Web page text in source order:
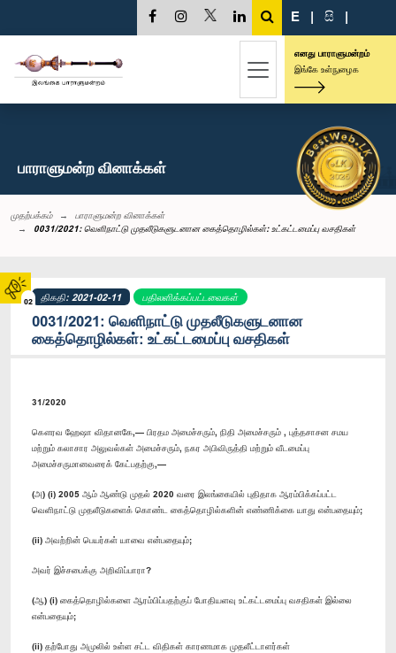
02
E | සි |
எனது பாராளுமன்றம்
இங்கே உள்நுழைக
பாராளுமன்ற வினாக்கள்
முதற்பக்கம்
பாராளுமன்ற வினாக்கள்
0031/2021: வெளிநாட்டு முதலீடுகளுடனான கைத்தொழில்கள்: உட்கட்டமைப்பு வசதிகள்
திகதி: 2021-02-11 பதிலளிக்கப்பட்டவைகள்
0031/2021: வெளிநாட்டு முதலீடுகளுடனான
கைத்தொழில்கள்: உட்கட்டமைப்பு வசதிகள்
31/2020
கௌரவ ஹேஷா விதானகே,— பிரதம அமைச்சரும், நிதி அமைச்சரும் , புத்தசாசன சமய
மற்றும் கலாசார அலுவல்கள் அமைச்சரும், நகர அபிவிருத்தி மற்றும் வீடமைப்பு
அமைச்சருமானவரைக் கேட்பதற்கு,—
(அ) (i) 2005 ஆம் ஆண்டு முதல் 2020 வரை இலங்கையில் புதிதாக ஆரம்பிக்கப்பட்ட
வெளிநாட்டு முதலீடுகளைக் கொண்ட கைத்தொழில்களின் எண்ணிக்கை யாது என்பதையும்;
(ii) அவற்றின் பெயர்கள் யாவை என்பதையும்;
அவர் இச்சபைக்கு அறிவிப்பாரா?
(ஆ) (i) கைத்தொழில்களை ஆரம்பிப்பதற்குப் போதியளவு உட்கட்டமைப்பு வசதிகள் இல்லை
என்பதையும்;
(ii) தற்போது அமுலில் உள்ள சட்ட விதிகள் காரணமாக முதலீட்டாளர்கள்